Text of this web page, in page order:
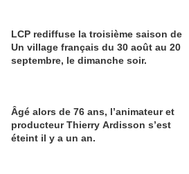
LCP rediffuse la troisième saison de
Un village français du 30 août au 20
septembre, le dimanche soir.
Âgé alors de 76 ans, l’animateur et
producteur Thierry Ardisson s’est
éteint il y a un an.